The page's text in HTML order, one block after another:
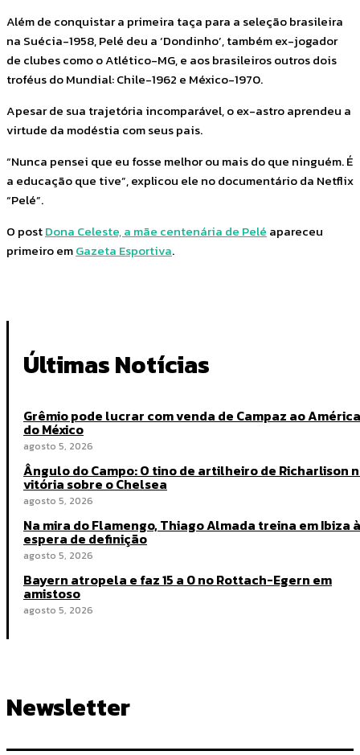
Além de conquistar a primeira taça para a seleção brasileira
na Suécia-1958, Pelé deu a ‘Dondinho’, também ex-jogador
de clubes como o Atlético-MG, e aos brasileiros outros dois
troféus do Mundial: Chile-1962 e México-1970.
Apesar de sua trajetória incomparável, o ex-astro aprendeu a
virtude da modéstia com seus pais.
“Nunca pensei que eu fosse melhor ou mais do que ninguém. É
a educação que tive”, explicou ele no documentário da Netflix
“Pelé”.
O postDona Celeste, a mãe centenária de Pelé apareceu
primeiro emGazeta Esportiva.
Últimas Notícias
Grêmio pode lucrar com venda de Campaz ao América
do México
agosto 5, 2026
Ângulo do Campo: O tino de artilheiro de Richarlison
vitória sobre o Chelsea
agosto 5, 2026
Na mira do Flamengo, Thiago Almada treina em Ibiza à
espera de definição
agosto 5, 2026
Bayern atropela e faz 15 a 0 no Rottach-Egern em
amistoso
agosto 5, 2026
Newsletter